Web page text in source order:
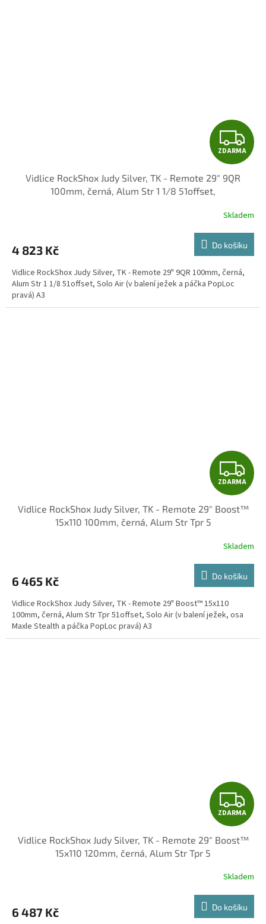
Z
D
R
M
A
ZDARMA
Vidlice RockShox Judy Silver, TK - Remote 29" 9QR
100mm, černá, Alum Str 1 1/8 51offset,
Skladem
4 823 Kč Do košíku
Vidlice RockShox Judy Silver, TK - Remote 29" 9QR 100mm, černá,
Alum Str 1 1/8 51offset, Solo Air (v balení ježek a páčka PopLoc
pravá) A3
Z
D
R
M
A
ZDARMA
Vidlice RockShox Judy Silver, TK - Remote 29" Boost™
15x110 100mm, černá, Alum Str Tpr 5
Skladem
6 465 Kč Do košíku
Vidlice RockShox Judy Silver, TK - Remote 29" Boost™ 15x110
100mm, černá, Alum Str Tpr 51offset, Solo Air (v balení ježek, osa
Maxle Stealth a páčka PopLoc pravá) A3
Z
D
A
R
M
ZDARMA
Vidlice RockShox Judy Silver, TK - Remote 29" Boost™
15x110 120mm, černá, Alum Str Tpr 5
Skladem
6 487 Kč Do košíku